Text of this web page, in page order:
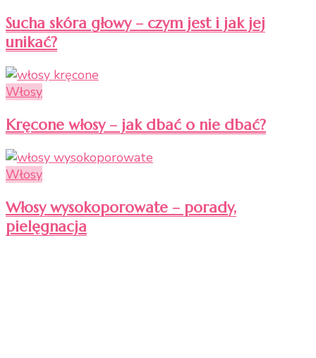
Sucha skóra głowy – czym jest i jak jej
unikać?
Włosy
Kręcone włosy – jak dbać o nie dbać?
Włosy
Włosy wysokoporowate – porady,
pielęgnacja